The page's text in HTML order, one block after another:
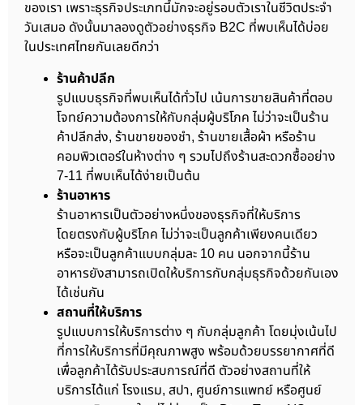
ของเรา เพราะธุรกิจประเภทนี้มักจะอยู่รอบตัวเราในชีวิตประจำ
วันเสมอ ดังนั้นมาลองดูตัวอย่างธุรกิจ B2C ที่พบเห็นได้บ่อย
ในประเทศไทยกันเลยดีกว่า
ร้านค้าปลีก
รูปแบบธุรกิจที่พบเห็นได้ทั่วไป เน้นการขายสินค้าที่ตอบ
โจทย์ความต้องการให้กับกลุ่มผู้บริโภค ไม่ว่าจะเป็นร้าน
ค้าปลีกส่ง, ร้านขายของชำ, ร้านขายเสื้อผ้า หรือร้าน
คอมพิวเตอร์ในห้างต่าง ๆ รวมไปถึงร้านสะดวกซื้ออย่าง
7-11 ที่พบเห็นได้ง่ายเป็นต้น
ร้านอาหาร
ร้านอาหารเป็นตัวอย่างหนึ่งของธุรกิจที่ให้บริการ
โดยตรงกับผู้บริโภค ไม่ว่าจะเป็นลูกค้าเพียงคนเดียว
หรือจะเป็นลูกค้าแบบกลุ่มละ 10 คน นอกจากนี้ร้าน
อาหารยังสามารถเปิดให้บริการกับกลุ่มธุรกิจด้วยกันเอง
ได้เช่นกัน
สถานที่ให้บริการ
รูปแบบการให้บริการต่าง ๆ กับกลุ่มลูกค้า โดยมุ่งเน้นไป
ที่การให้บริการที่มีคุณภาพสูง พร้อมด้วยบรรยากาศที่ดี
เพื่อลูกค้าได้รับประสบการณ์ที่ดี ตัวอย่างสถานที่ให้
บริการได้แก่ โรงแรม, สปา, ศูนย์การแพทย์ หรือศูนย์